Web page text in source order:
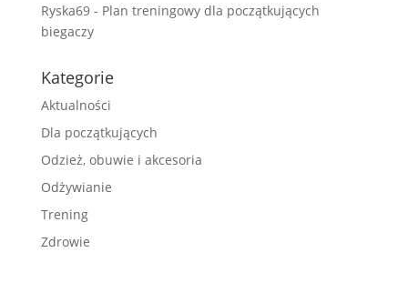
Ryska69- Plan treningowy dla początkujących
biegaczy
Kategorie
Aktualności
Dla początkujących
Odzież, obuwie i akcesoria
Odżywianie
Trening
Zdrowie